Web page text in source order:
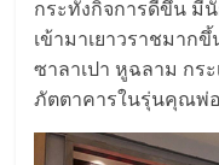
แฟ
รน
กระทั่งกิจการดีขึ้น มี
เข้ามาเยาวราชมาก
ซาลาเปา หูฉลาม กร
ภัตตาคารในรุ่นคุณพ่